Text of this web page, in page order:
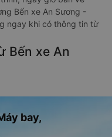
Bến xe An Sương -
ngay khi có thông tin từ
Bến xe An
bay,